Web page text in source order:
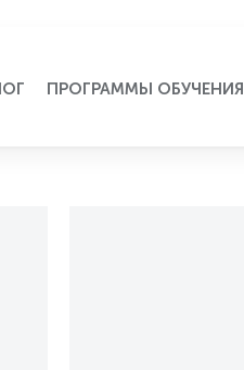
ПРОГРАММЫ ОБУЧЕНИЯ